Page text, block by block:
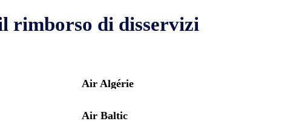
rimborso di disservizi
Air Algérie
Air Baltic